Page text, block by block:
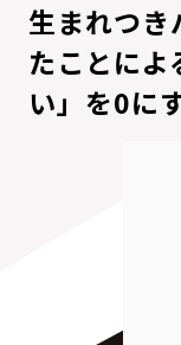
生まれつき
たことによ
い」を0に